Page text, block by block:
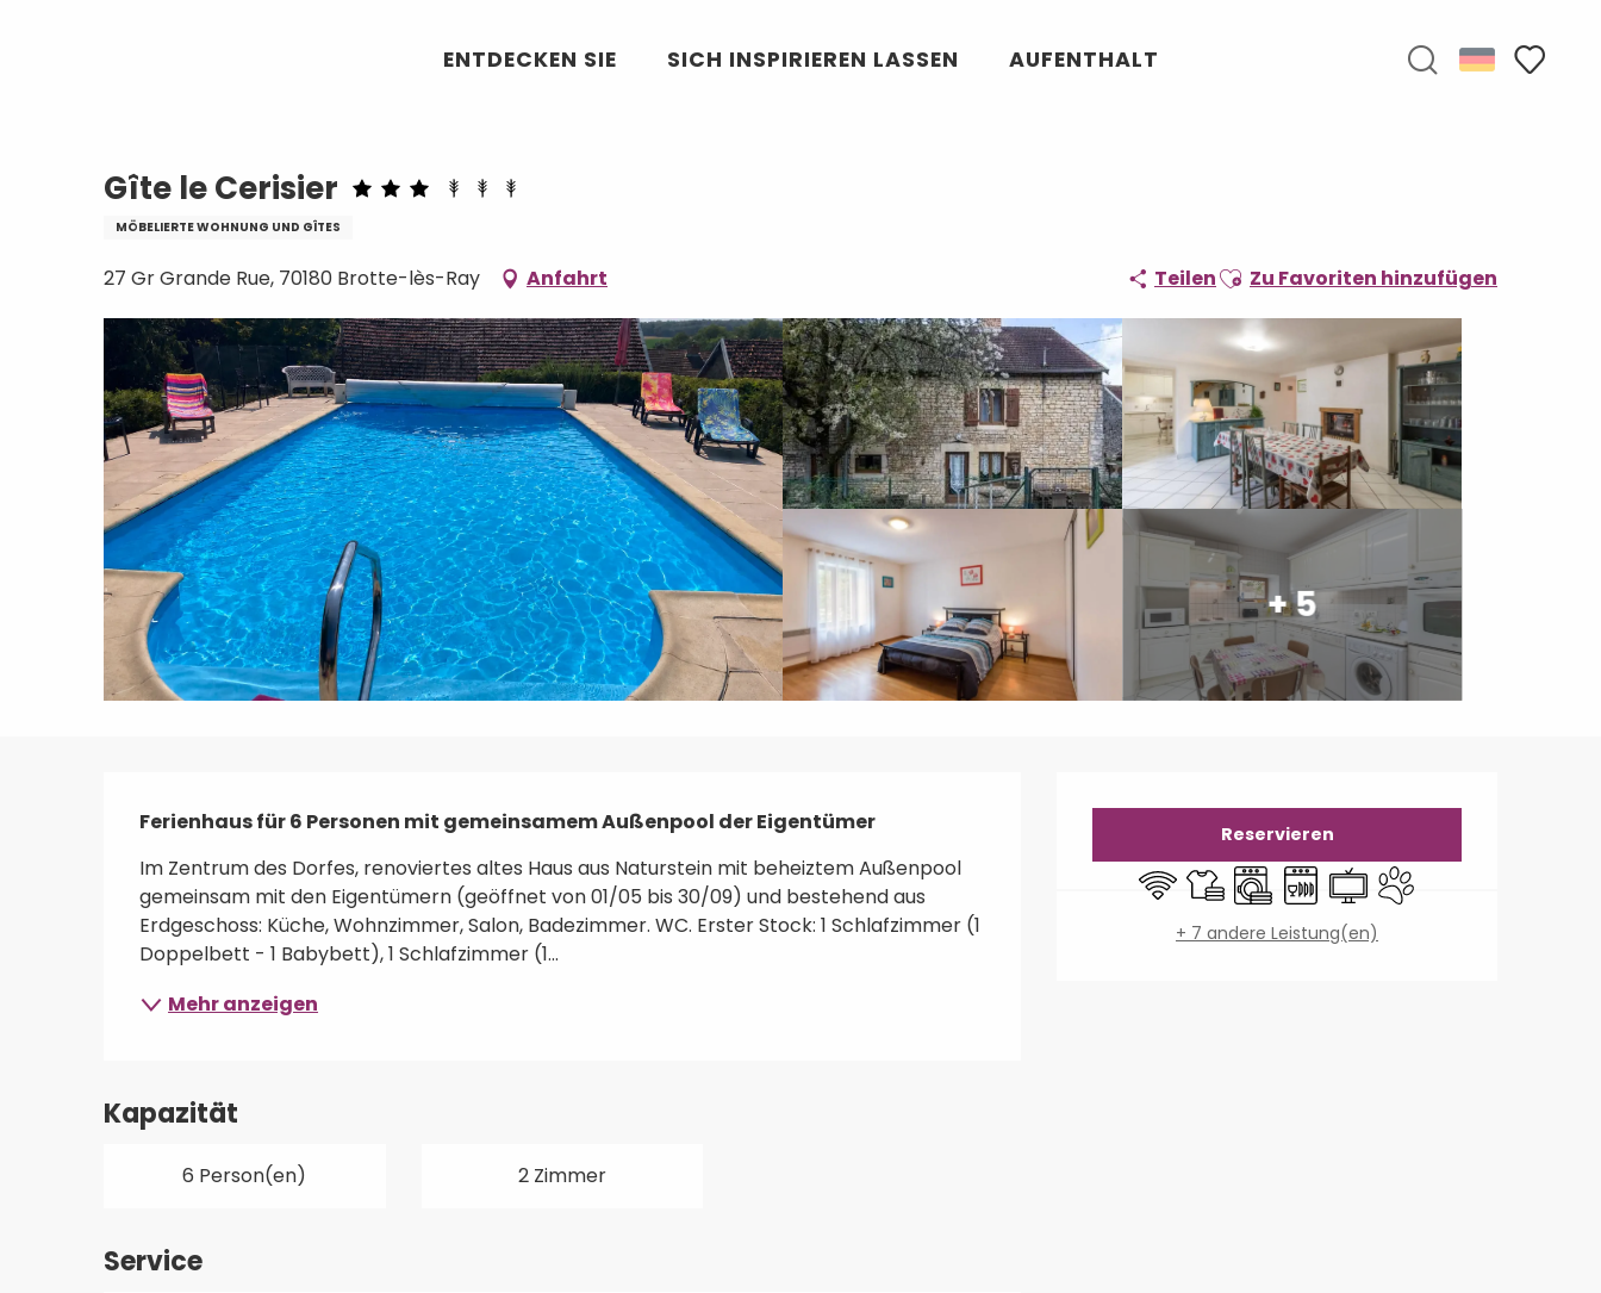
ENTDECKEN SIE SICH INSPIRIEREN LASSEN AUFENTHALT
Gîte le Cerisier
MÖBELIERTE WOHNUNG UND GÎTES
27 Gr Grande Rue, 70180 Brotte-lès-Ray Anfahrt TeilenAjouter aux favoris
Zu Favoriten hinzufügen
+ 5
Öffnungszeiten &
Reservieren
Wi-Fi Bettwäsche und Laken
Waschmaschine
Geschirrspülmaschine
FernsehenTiere erlaubt
+ 7 andere Leistung(en)
Beschreibung
Ferienhaus für 6 Personen mit gemeinsamem Außenpool der Eigentümer
Im Zentrum des Dorfes, renoviertes altes Haus aus Naturstein mit beheiztem Außenpool
gemeinsam mit den Eigentümern (geöffnet von 01/05 bis 30/09) und bestehend aus
Erdgeschoss: Küche, Wohnzimmer, Salon, Badezimmer. WC. Erster Stock: 1 Schlafzimmer (1
Doppelbett - 1 Babybett), 1 Schlafzimmer (1...
Mehr anzeigen
Kapazität
6 Person(en) 2 Zimmer
Service